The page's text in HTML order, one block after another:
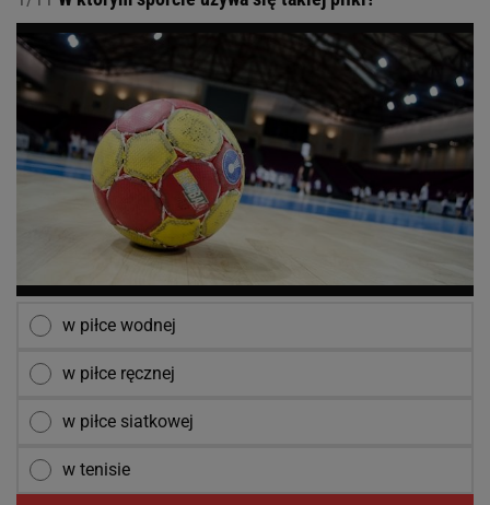
w piłce wodnej
w piłce ręcznej
w piłce siatkowej
w tenisie